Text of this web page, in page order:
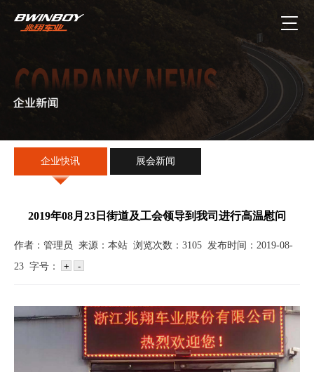
企业快讯 展会新闻
2019年08月23日街道及工会领导到我司进行高温慰问
作者：管理员 来源：本站 浏览次数：3105 发布时间：2019-08-
23 字号：